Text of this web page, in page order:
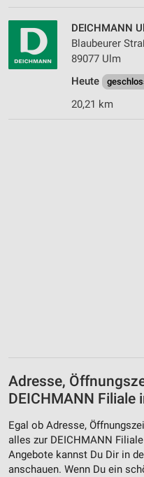
DEICHMANN
Blaubeurer
89077 Ulm
Heute
20,21 km
Adresse,
DEICHMANN Filiale
Egal ob Adresse,
alles zur DEICHMANN
Angebote kannst Du Dir in
anschauen. Wenn Du ein